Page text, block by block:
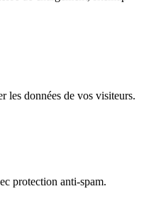
les données de vos visiteurs.
protection anti-spam.